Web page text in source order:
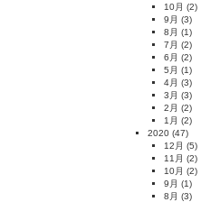
10月 (2)
9月 (3)
8月 (1)
7月 (2)
6月 (2)
5月 (1)
4月 (3)
3月 (3)
2月 (2)
1月 (2)
2020 (47)
12月 (5)
11月 (2)
10月 (2)
9月 (1)
8月 (3)